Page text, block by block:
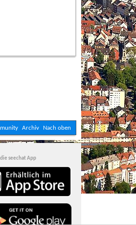
Archiv Nach oben
seechat App